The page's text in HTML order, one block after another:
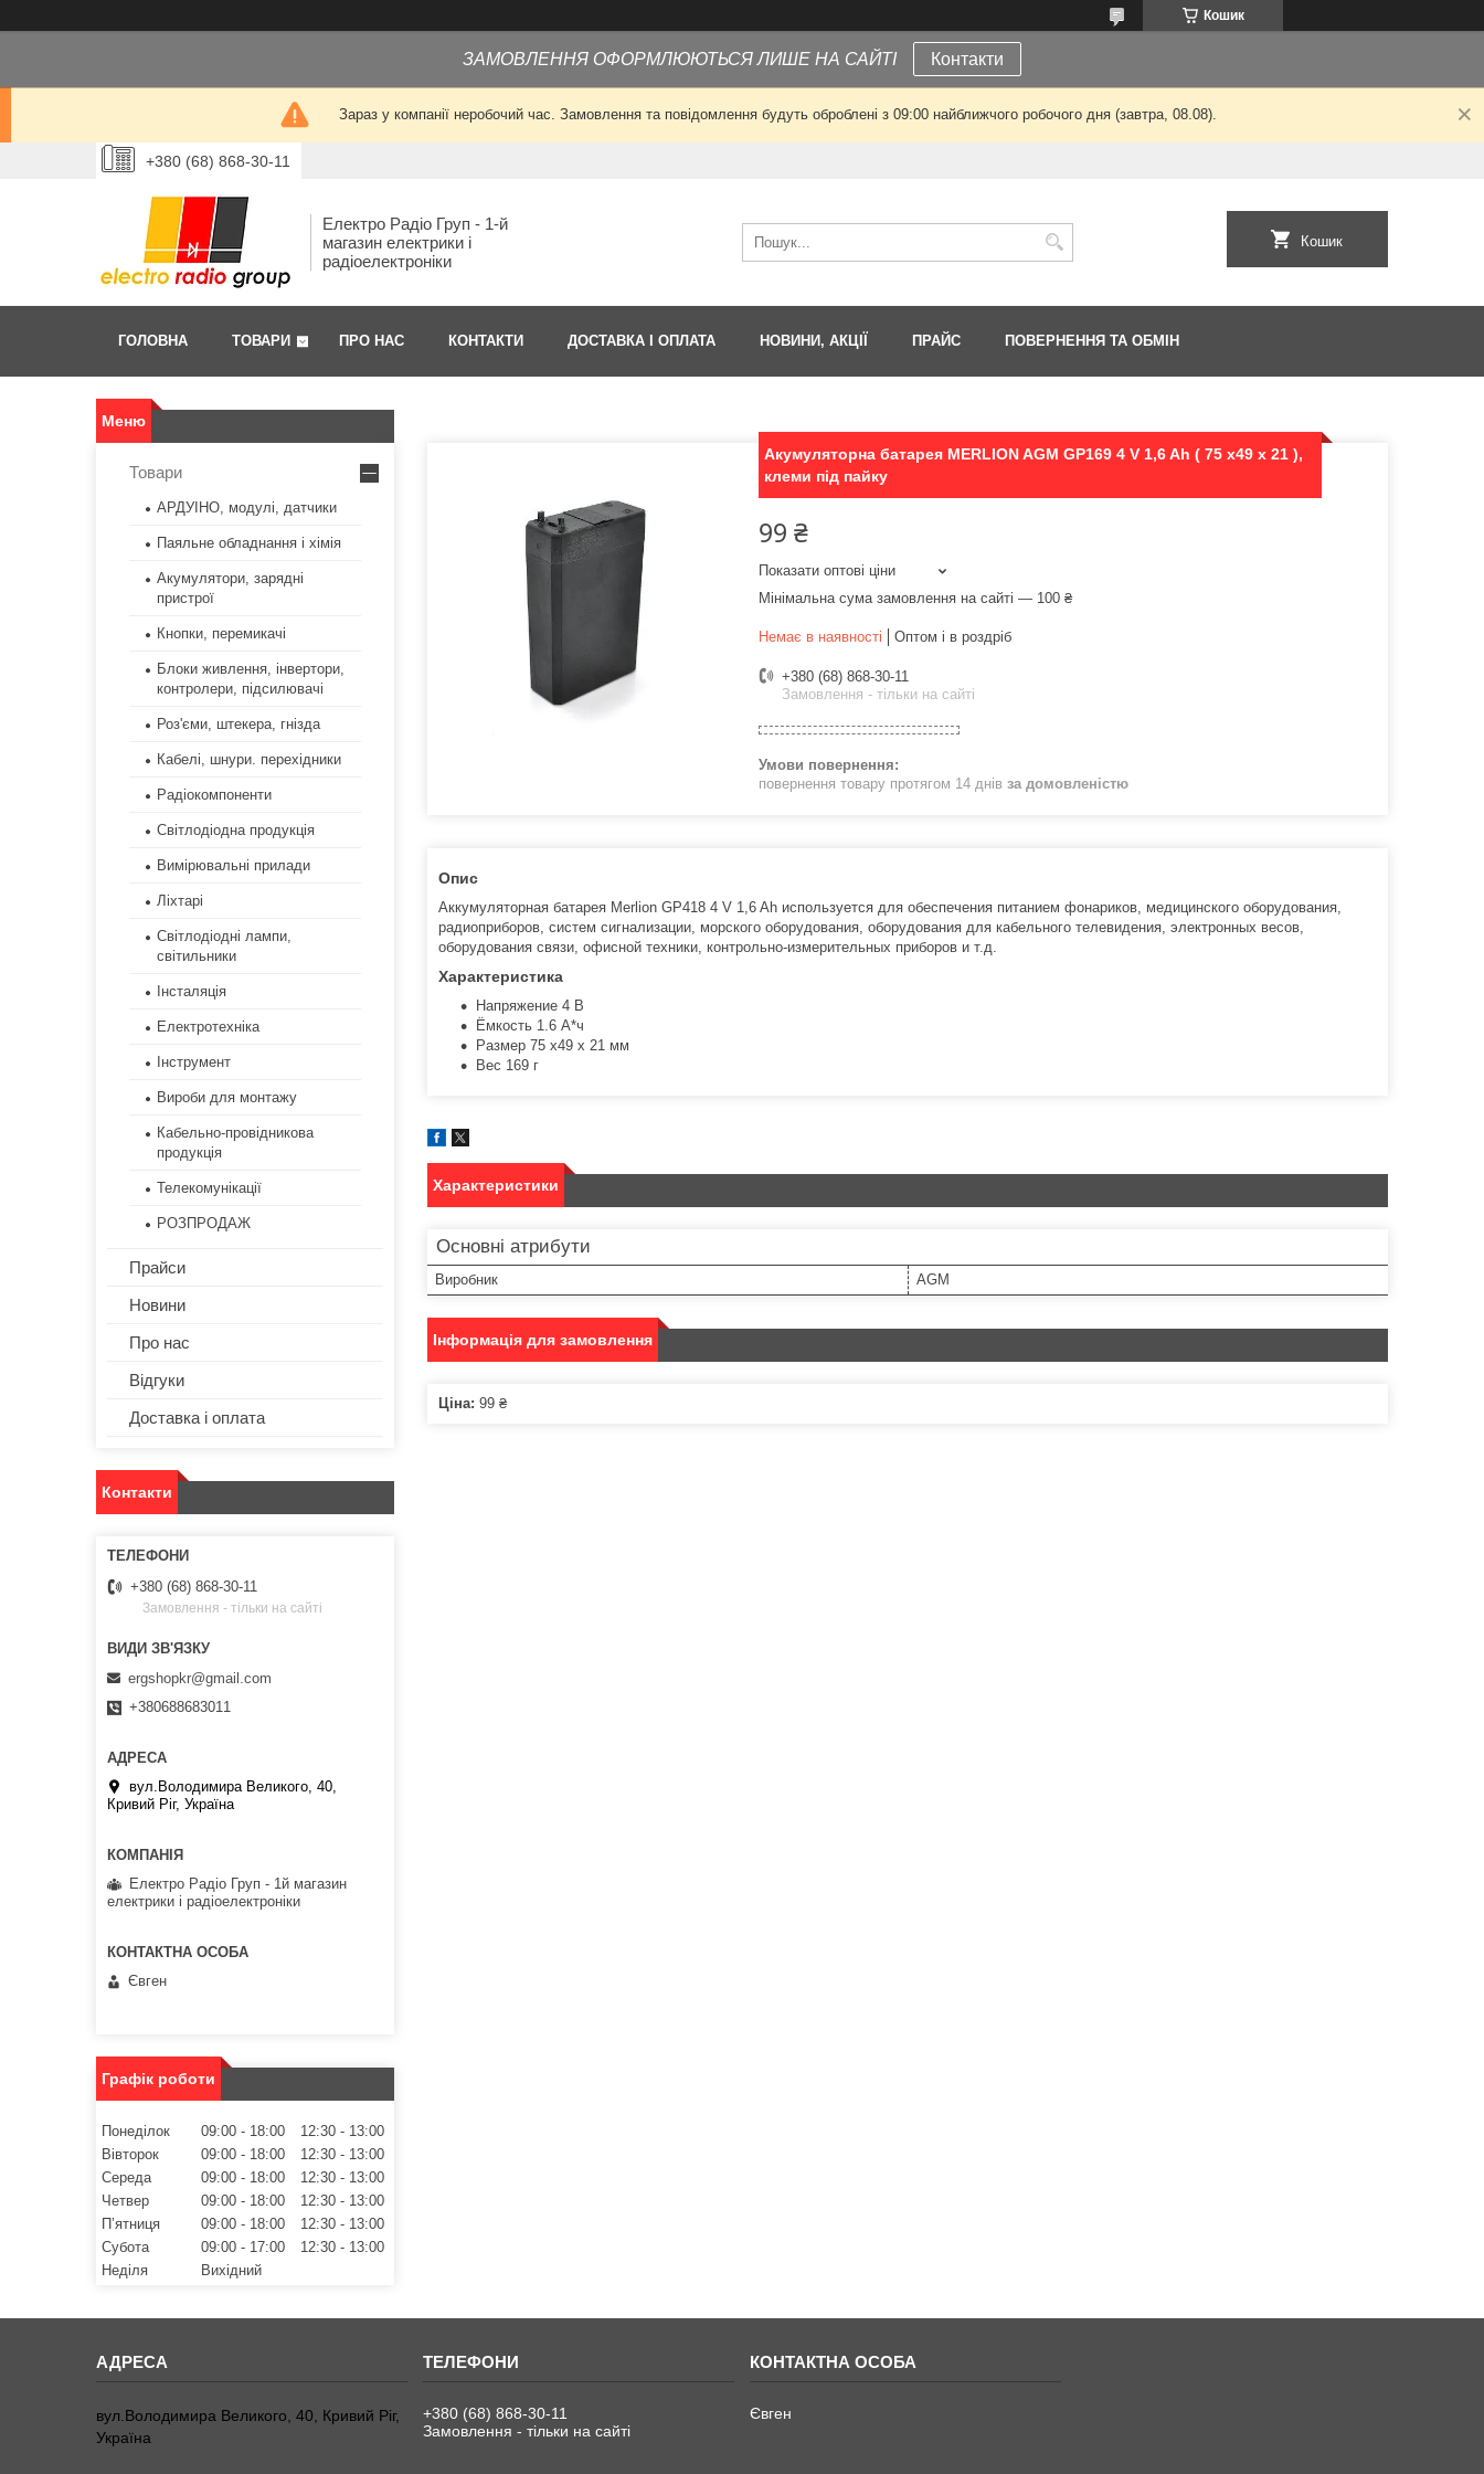
Кошик
ЗАМОВЛЕННЯ ОФОРМЛЮЮТЬСЯ ЛИШЕ НА САЙТІ Контакти
Зараз у компанії неробочий час. Замовлення та повідомлення будуть оброблені з 09:00 найближчого робочого дня (завтра, 08.08).
+380 (68) 868-30-11
Електро Радіо Груп - 1-й
магазин електрики і
радіоелектроніки
Кошик
ГОЛОВНА ТОВАРИ ПРО НАС КОНТАКТИ ДОСТАВКА І ОПЛАТА НОВИНИ, АКЦІЇ ПРАЙС ПОВЕРНЕННЯ ТА ОБМІН
Акумуляторна батарея MERLION AGM GP169 4 V 1,6 Ah ( 75 x49 x 21 ),
клеми під пайку
99 ₴
Показати оптові ціни
Мінімальна сума замовлення на сайті — 100 ₴
Немає в наявності Оптом і в роздріб
+380 (68) 868-30-11
Замовлення - тільки на сайті
повернення товару протягом 14 днів за домовленістю
Опис
Аккумуляторная батарея Merlion GP418 4 V 1,6 Ah используется для обеспечения питанием фонариков, медицинского оборудования,
радиоприборов, систем сигнализации, морского оборудования, оборудования для кабельного телевидения, электронных весов,
оборудования связи, офисной техники, контрольно-измерительных приборов и т.д.
Характеристика
Напряжение 4 В
Ёмкость 1.6 А*ч
Размер 75 x49 x 21 мм
Вес 169 г
Характеристики
Основні атрибути
Виробник AGM
Інформація для замовлення
Ціна: 99 ₴
Товари
АРДУІНО, модулі, датчики
Паяльне обладнання і хімія
Акумулятори, зарядні
пристрої
Кнопки, перемикачі
Блоки живлення, інвертори,
контролери, підсилювачі
Роз'єми, штекера, гнізда
Кабелі, шнури. перехідники
Радіокомпоненти
Світлодіодна продукція
Вимірювальні прилади
Ліхтарі
Світлодіодні лампи,
світильники
Інсталяція
Електротехніка
Інструмент
Вироби для монтажу
Кабельно-провідникова
продукція
Телекомунікації
РОЗПРОДАЖ
Прайси
Новини
Про нас
Відгуки
Доставка і оплата
Контакти
+380 (68) 868-30-11
Замовлення - тільки на сайті
ergshopkr@gmail.com
+380688683011
вул.Володимира Великого, 40,
Кривий Ріг, Україна
Електро Радіо Груп - 1й магазин
електрики і радіоелектроніки
Євген
Графік роботи
Понеділок 09:00 18:00 12:30
13:00
Вівторок
09:00 18:00 12:30
13:00
Середа
09:00 18:00 12:30
13:00
Четвер
09:00 18:00 12:30
13:00
Пʼятниця
09:00 18:00 12:30
13:00
Субота
09:00 17:00 12:30
13:00
Неділя
Вихідний
вул.Володимира Великого, 40, Кривий Ріг,
Україна
+380 (68) 868-30-11
Замовлення - тільки на сайті
Євген